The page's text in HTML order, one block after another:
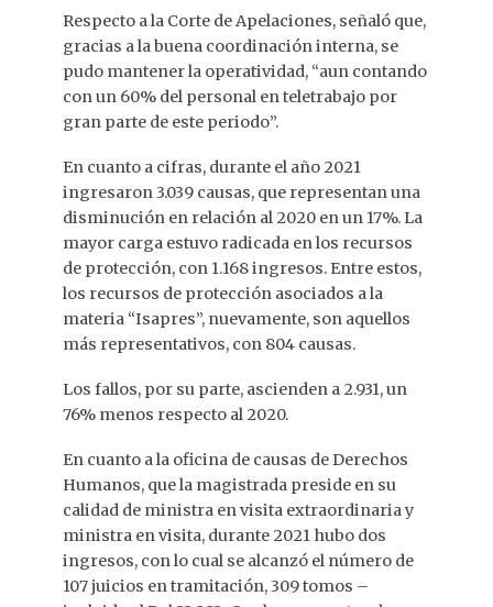
Respecto a la Corte de Apelaciones, señaló que,
gracias a la buena coordinación interna, se
pudo mantener la operatividad, “aun contando
con un 60% del personal en teletrabajo por
gran parte de este periodo”.
En cuanto a cifras, durante el año 2021
ingresaron 3.039 causas, que representan una
disminución en relación al 2020 en un 17%. La
mayor carga estuvo radicada en los recursos
de protección, con 1.168 ingresos. Entre estos,
los recursos de protección asociados a la
materia “Isapres”, nuevamente, son aquellos
más representativos, con 804 causas.
Los fallos, por su parte, ascienden a 2.931, un
76% menos respecto al 2020.
En cuanto a la oficina de causas de Derechos
Humanos, que la magistrada preside en su
calidad de ministra en visita extraordinaria y
ministra en visita, durante 2021 hubo dos
ingresos, con lo cual se alcanzó el número de
107 juicios en tramitación, 309 tomos –